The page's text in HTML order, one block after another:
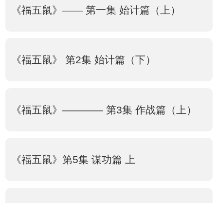
《福五鼠》—— 第一集 始计篇（上）
《福五鼠》 第2集 始计篇（下）
《福五鼠》———— 第3集 作战篇（上）
《福五鼠》第5集 谋功篇 上